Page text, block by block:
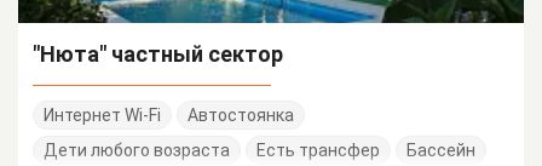
"Нюта" частный сектор
Интернет Wi-Fi
Автостоянка
Дети любого возраста
Есть трансфер Бассейн